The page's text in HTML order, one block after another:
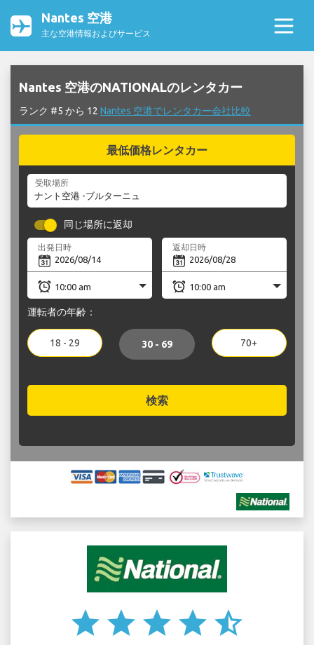
Nantes 空港
主な空港情報およびサービス
Nantes 空港のNATIONALのレンタカー
ランク #5 から 12 Nantes 空港でレンタカー会社比較
最低価格レンタカー
受取場所
同じ場所に返却
出発日時 返却日時
運転者の年齢：
18 - 29 30 - 69 70+
検索
star star star star star_half